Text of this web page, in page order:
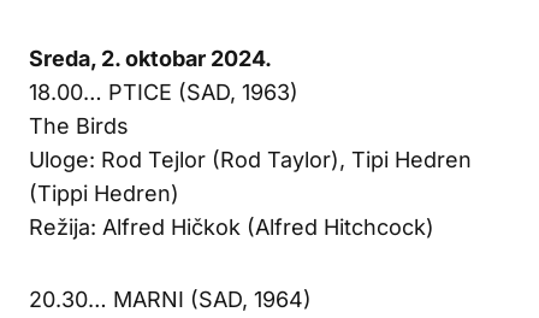
Sreda, 2. oktobar 2024.
18.00… PTICE (SAD, 1963)
The Birds
Uloge: Rod Tejlor (Rod Taylor), Tipi Hedren
(Tippi Hedren)
Režija: Alfred Hičkok (Alfred Hitchcock)
20.30… MARNI (SAD, 1964)